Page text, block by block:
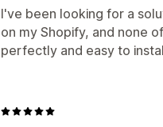
I've been looking for a
on my Shopify, and none
perfectly and easy to